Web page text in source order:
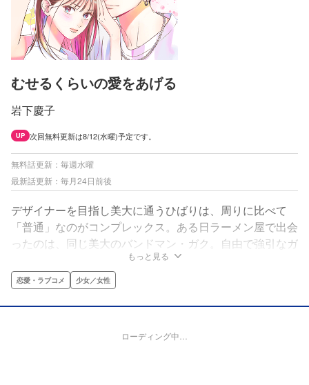
むせるくらいの愛をあげる
岩下慶子
UP 次回無料更新は8/12(水曜)予定です。
無料話更新：毎週水曜
最新話更新：毎月24日前後
デザイナーを目指し美大に通うひばりは、周りに比べて
「普通」なのがコンプレックス。ある日ラーメン屋で出会
ったのは、同じ美大のバンドマン・ガク。自由で強引なガ
クに振り回されながらも、ひばりの世界は大きく動き出し
て…!?
もっと見る
恋愛・ラブコメ 少女／女性
ローディング中…